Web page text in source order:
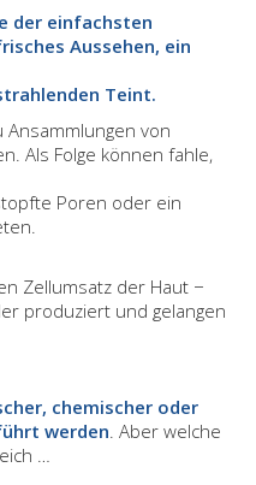
der einfachsten
Aussehen, ein
Teint.
Ansammlungen von
Als Folge können fahle,
Poren oder ein
Zellumsatz der Haut −
produziert und gelangen
chemischer oder
werden. Aber welche
…